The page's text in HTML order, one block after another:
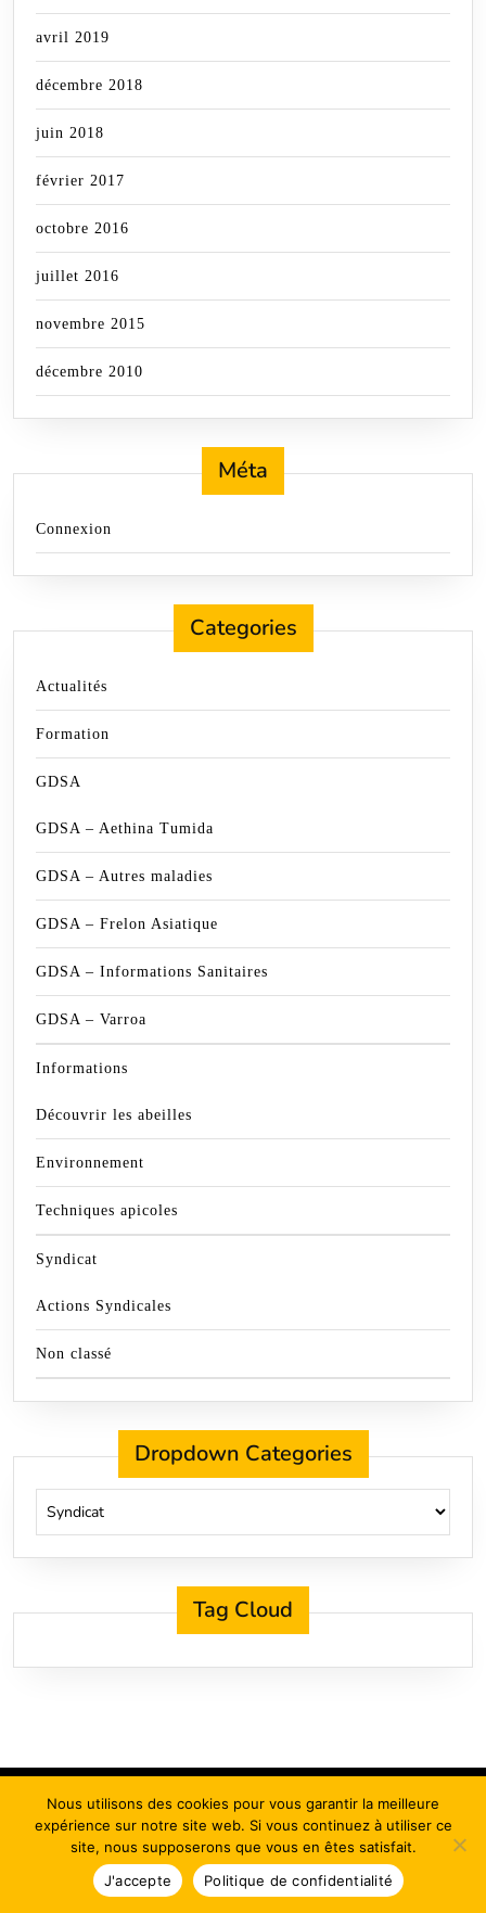
avril 2019
décembre 2018
juin 2018
février 2017
octobre 2016
juillet 2016
novembre 2015
décembre 2010
Méta
Connexion
Categories
Actualités
Formation
GDSA
GDSA – Aethina Tumida
GDSA – Autres maladies
GDSA – Frelon Asiatique
GDSA – Informations Sanitaires
GDSA – Varroa
Informations
Découvrir les abeilles
Environnement
Techniques apicoles
Syndicat
Actions Syndicales
Non classé
Dropdown Categories
Tag Cloud
Syndicat d'apiculture
Nous utilisons des cookies pour vous garantir la meilleure
expérience sur notre site web. Si vous continuez à utiliser ce
site, nous supposerons que vous en êtes satisfait.
J'accepte
Politique de confidentialité